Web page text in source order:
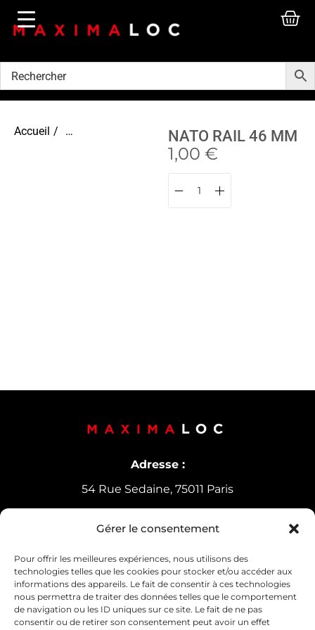
Gérer le consentement
Pour offrir les meilleures expériences, nous utilisons des
technologies telles que les cookies pour stocker et/ou accéder aux
informations des appareils. Le fait de consentir à ces technologies
nous permettra de traiter des données telles que le comportement
de navigation ou les ID uniques sur ce site. Le fait de ne pas
consentir ou de retirer son consentement peut avoir un effet
Accueil / Accessoires vidéo NATO RAIL 46 MM
1,00 €
Adresse :
54 Rue Sedaine, 75011 Paris
Horaires d’ouverture
Lundi-Vendredi : 9h30-12h30 /
14h-18h
Samedi : 10h30-13h30
Contact